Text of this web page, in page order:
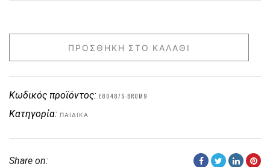
ΠΡΟΣΘΉΚΗ ΣΤΟ ΚΑΛΆΘΙ
Κωδικός προϊόντος: E8048/S-BR0M9
Κατηγορία: ΠΑΙΔΙΚΑ
Share on: